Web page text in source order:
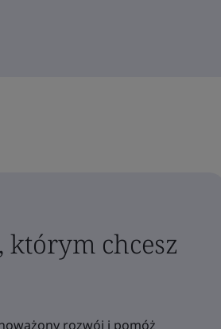
chcesz
rozwój i pomóż